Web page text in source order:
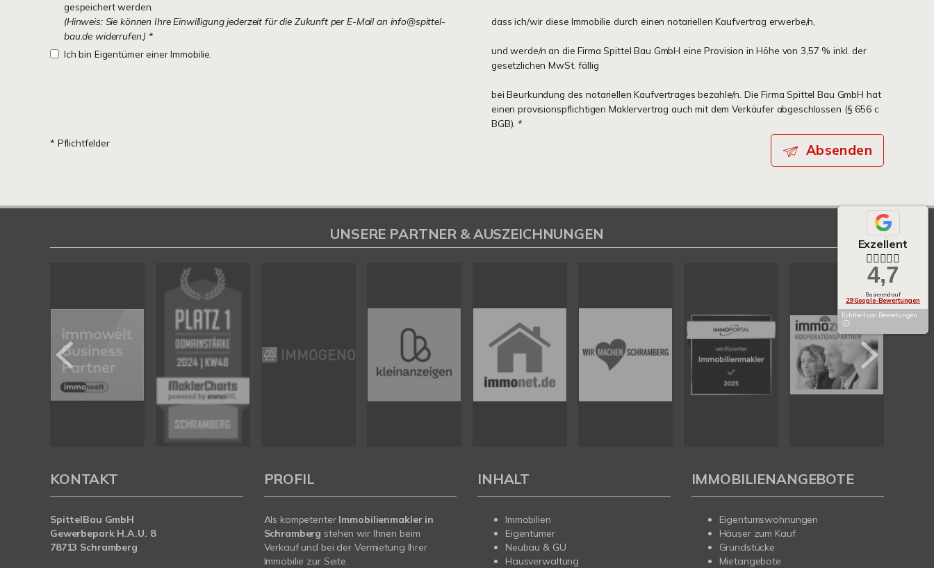
gespeichert werden.
(Hinweis: Sie können Ihre Einwilligung jederzeit für die Zukunft per E-Mail an info@spittel-
bau.de widerrufen.) *
Ich bin Eigentümer einer Immobilie.
dass ich/wir diese Immobilie durch einen notariellen Kaufvertrag erwerbe/n,
und werde/n an die Firma Spittel Bau GmbH eine Provision in Höhe von 3,57 % inkl. der
gesetzlichen MwSt. fällig
bei Beurkundung des notariellen Kaufvertrages bezahle/n. Die Firma Spittel Bau GmbH hat
einen provisionspflichtigen Maklervertrag auch mit dem Verkäufer abgeschlossen (§ 656 c
BGB). *
* Pflichtfelder
Absenden
Exzellent
4,7
Basierend auf
29 Google-Bewertungen
Echtheit von Bewertungen
UNSERE PARTNER & AUSZEICHNUNGEN
KONTAKT
SpittelBau GmbH
Gewerbepark H.A.U. 8
78713 Schramberg
PROFIL
Als kompetenter Immobilienmakler in
Schramberg stehen wir Ihnen beim
Verkauf und bei der Vermietung Ihrer
Immobilie zur Seite.
INHALT
Immobilien
Eigentümer
Neubau & GU
Hausverwaltung
IMMOBILIENANGEBOTE
Eigentumswohnungen
Häuser zum Kauf
Grundstücke
Mietangebote